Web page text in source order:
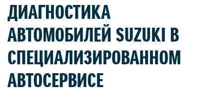
О КОМПАНИИ
КОНТАКТЫ
НОВОСТИ
ДИАГНОСТИКА
АВТОМОБИЛЕЙ SUZUKI В
СПЕЦИАЛИЗИРОВАННОМ
АВТОСЕРВИСЕ